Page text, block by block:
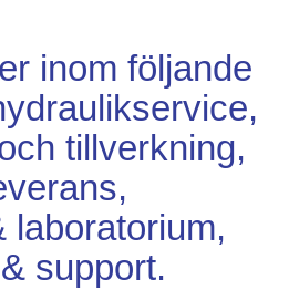
inom följande
tillverkning,
laboratorium,
support.